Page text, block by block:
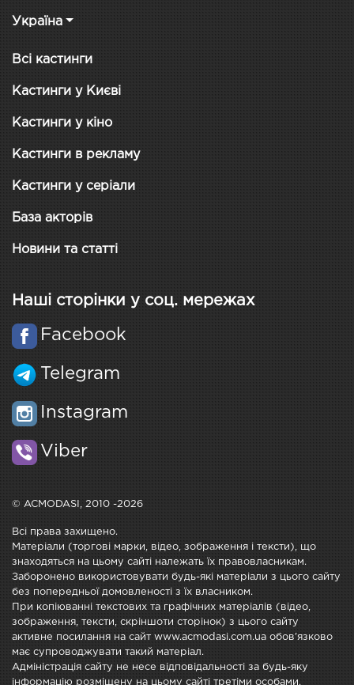
Україна
Всі кастинги
Кастинги у Києві
Кастинги у кіно
Кастинги в рекламу
Кастинги у серіали
База акторів
Новини та статті
Наші сторінки у соц. мережах
Facebook
Telegram
Instagram
Viber
© ACMODASI, 2010 -2026
Всі права захищено.
Матеріали (торгові марки, відео, зображення і тексти), що
знаходяться на цьому сайті належать їх правовласникам.
Заборонено використовувати будь-які матеріали з цього сайту
без попередньої домовленості з їх власником.
При копіюванні текстових та графічних матеріалів (відео,
зображення, тексти, скріншоти сторінок) з цього сайту
активне посилання на сайт www.acmodasi.com.ua обов'язково
має супроводжувати такий матеріал.
Адміністрація сайту не несе відповідальності за будь-яку
інформацію розміщену на цьому сайті третіми особами.